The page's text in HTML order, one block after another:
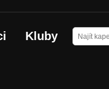
Kluby